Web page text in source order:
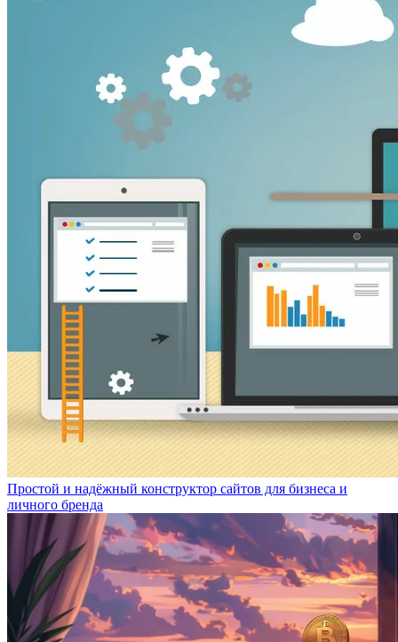
Простой и надёжный конструктор сайтов для бизнеса и
личного бренда